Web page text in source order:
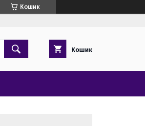
Кошик
Кошик